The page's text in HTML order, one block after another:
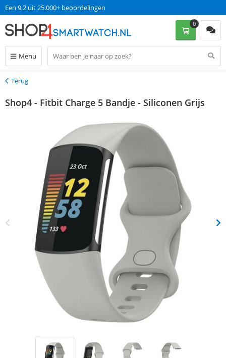
Een 9.2 uit 25.000+ beoordelingen
Menu
0
Terug
Terug
Shop4 - Fitbit Charge 5 Bandje - Siliconen Grijs